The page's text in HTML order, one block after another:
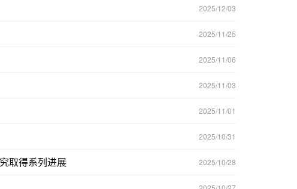
2025/12/03
2025/11/25
2025/11/06
2025/11/03
2025/11/01
2025/10/31
2025/10/28
取得系列进展